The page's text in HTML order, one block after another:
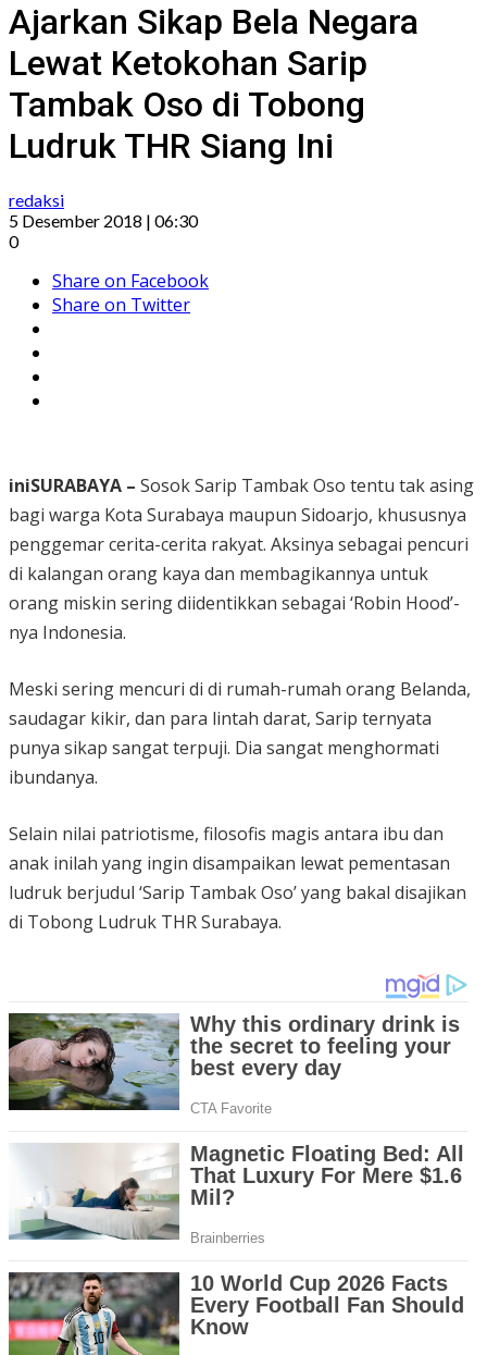
Ajarkan Sikap Bela Negara
Lewat Ketokohan Sarip
Tambak Oso di Tobong
Ludruk THR Siang Ini
redaksi
5 Desember 2018 | 06:30
0
Share on Facebook
Share on Twitter
iniSURABAYA – Sosok Sarip Tambak Oso tentu tak asing
bagi warga Kota Surabaya maupun Sidoarjo, khususnya
penggemar cerita-cerita rakyat. Aksinya sebagai pencuri
di kalangan orang kaya dan membagikannya untuk
orang miskin sering diidentikkan sebagai ‘Robin Hood’-
nya Indonesia.
Meski sering mencuri di di rumah-rumah orang Belanda,
saudagar kikir, dan para lintah darat, Sarip ternyata
punya sikap sangat terpuji. Dia sangat menghormati
ibundanya.
Selain nilai patriotisme, filosofis magis antara ibu dan
anak inilah yang ingin disampaikan lewat pementasan
ludruk berjudul ‘Sarip Tambak Oso’ yang bakal disajikan
di Tobong Ludruk THR Surabaya.